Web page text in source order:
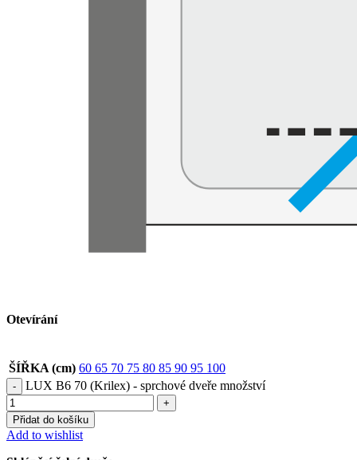
Otevírání
ŠÍŘKA (cm) 60 65 70 75 80 85 90 95 100
LUX B6 70 (Krilex) - sprchové dveře množství
Přidat do košíku
Add to wishlist